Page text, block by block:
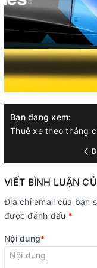
Bạn đang xem:
VIẾT BÌNH LUẬN
Địa chỉ email của bạn
được đánh dấu *
Nội dung*